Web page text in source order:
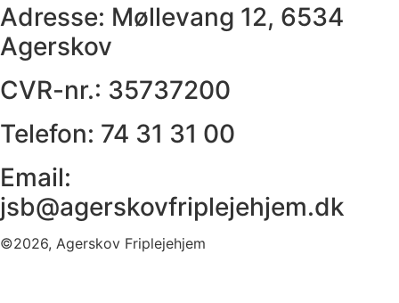
Adresse: Møllevang 12, 6534
Agerskov
CVR-nr.: 35737200
Telefon: 74 31 31 00
Email:
jsb@agerskovfriplejehjem.dk
©2026, Agerskov Friplejehjem